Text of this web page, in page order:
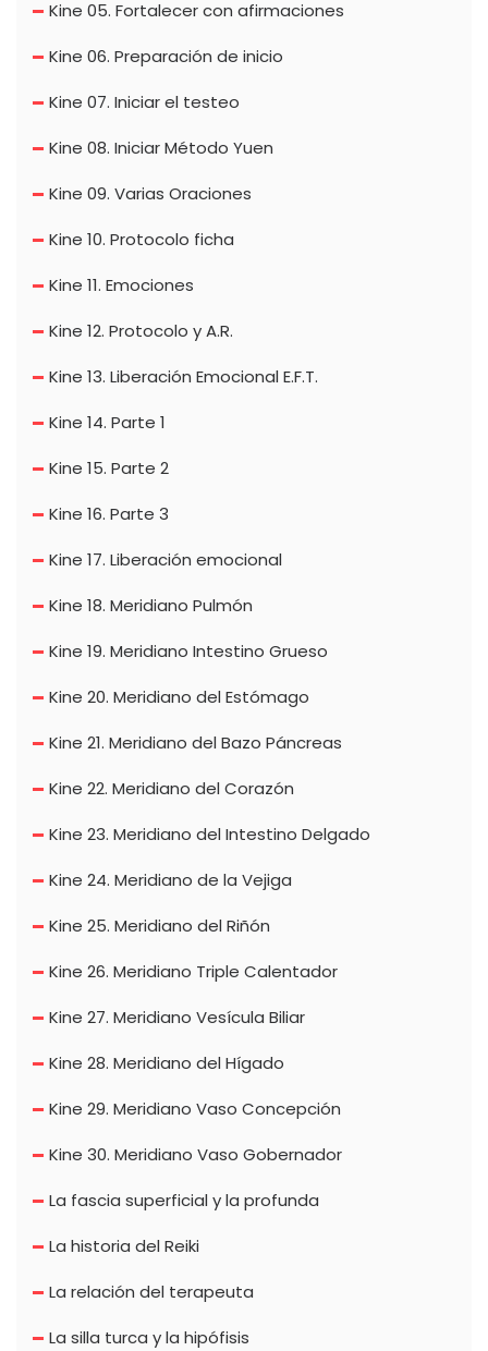
Kine 05. Fortalecer con afirmaciones
Kine 06. Preparación de inicio
Kine 07. Iniciar el testeo
Kine 08. Iniciar Método Yuen
Kine 09. Varias Oraciones
Kine 10. Protocolo ficha
Kine 11. Emociones
Kine 12. Protocolo y A.R.
Kine 13. Liberación Emocional E.F.T.
Kine 14. Parte 1
Kine 15. Parte 2
Kine 16. Parte 3
Kine 17. Liberación emocional
Kine 18. Meridiano Pulmón
Kine 19. Meridiano Intestino Grueso
Kine 20. Meridiano del Estómago
Kine 21. Meridiano del Bazo Páncreas
Kine 22. Meridiano del Corazón
Kine 23. Meridiano del Intestino Delgado
Kine 24. Meridiano de la Vejiga
Kine 25. Meridiano del Riñón
Kine 26. Meridiano Triple Calentador
Kine 27. Meridiano Vesícula Biliar
Kine 28. Meridiano del Hígado
Kine 29. Meridiano Vaso Concepción
Kine 30. Meridiano Vaso Gobernador
La fascia superficial y la profunda
La historia del Reiki
La relación del terapeuta
La silla turca y la hipófisis